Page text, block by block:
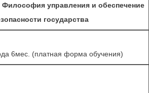
Философия управления и обеспечение
государства
6мес. (платная форма обучения)